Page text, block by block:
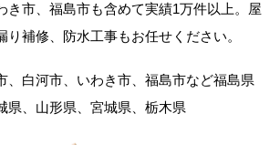
き市、福島市も含めて実績1万件以上。屋
り補修、防水工事もお任せください。
、白河市、いわき市、福島市など福島県
県、山形県、宮城県、栃木県